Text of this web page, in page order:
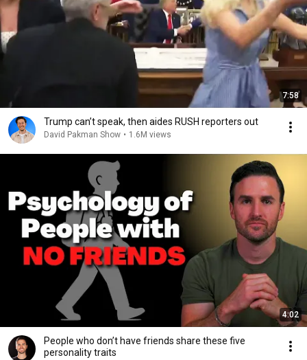
7:58
Trump can’t speak, then aides RUSH reporters out
David Pakman Show • 1.6M views
4:02
People who don’t have friends share these five
personality traits